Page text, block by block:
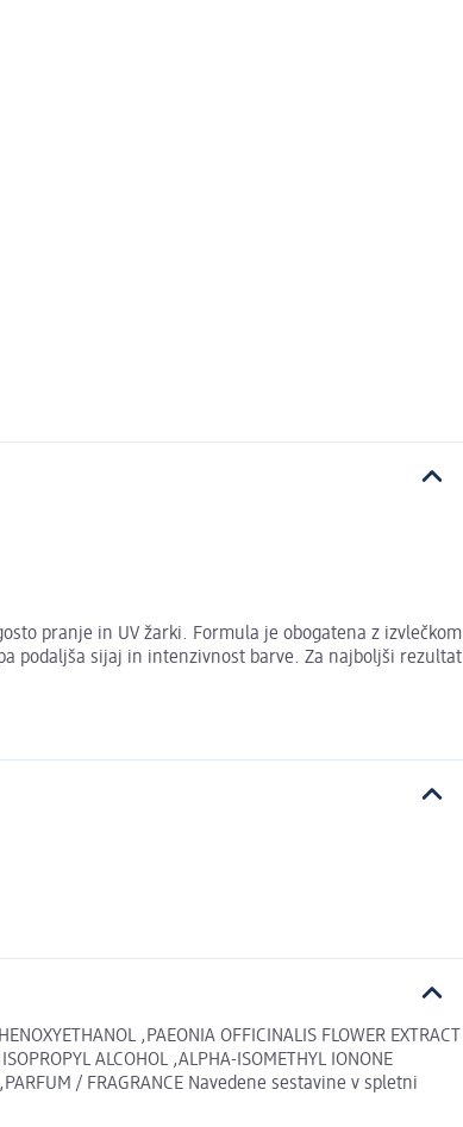
pranje in UV žarki. Formula je obogatena z izvlečkom
podaljša sijaj in intenzivnost barve. Za najboljši rezultat
,PAEONIA OFFICINALIS FLOWER EXTRACT
ALCOHOL ,ALPHA-ISOMETHYL IONONE
,PARFUM / FRAGRANCE Navedene sestavine v spletni